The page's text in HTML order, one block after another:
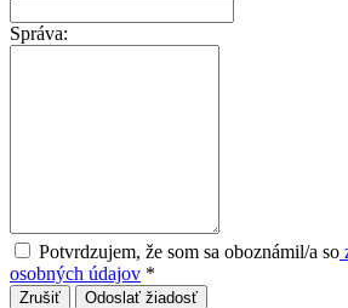
Správa:
Potvrdzujem, že som sa oboznámil/a so
osobných údajov *
Zrušiť
Odoslať žiadosť